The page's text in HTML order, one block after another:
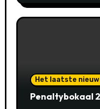
Het laatste
Penaltybokaal